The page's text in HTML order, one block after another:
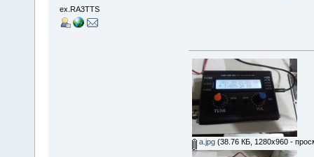
ex.RA3TTS
a.jpg(38.76 КБ, 1280x960 -